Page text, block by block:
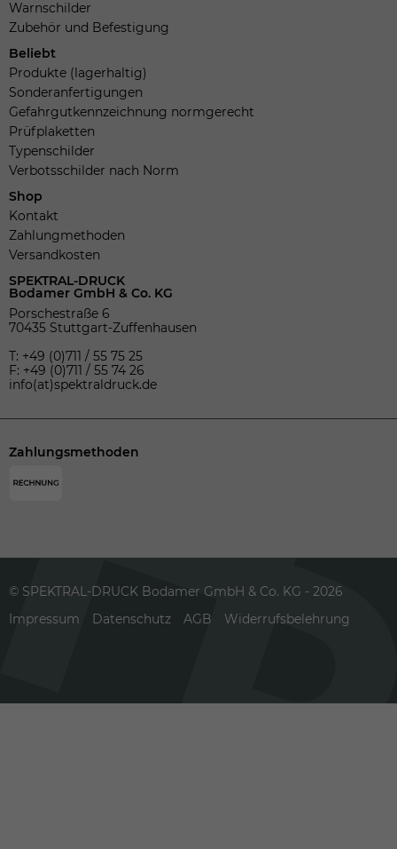
Warnschilder
Zubehör und Befestigung
Beliebt
Produkte (lagerhaltig)
Sonderanfertigungen
Gefahrgutkennzeichnung normgerecht
Prüfplaketten
Typenschilder
Verbotsschilder nach Norm
Shop
Kontakt
Zahlungmethoden
Versandkosten
SPEKTRAL-DRUCK
Bodamer GmbH & Co. KG
Porschestraße 6
70435 Stuttgart-Zuffenhausen
T: +49 (0)711 / 55 75 25
F: +49 (0)711 / 55 74 26
info(at)spektraldruck.de
Zahlungsmethoden
© SPEKTRAL-DRUCK Bodamer GmbH & Co. KG - 2026
Impressum
Datenschutz AGB Widerrufsbelehrung